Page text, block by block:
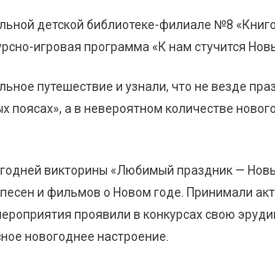
детской библиотеке-филиале №8
игровая программа «К нам стучится
путешествие и узнали, что не везде
поясах», а в невероятном количестве
викторины «Любимый праздник —
и фильмов о Новом годе. Принимали
проявили в конкурсах свою
новогоднее настроение.